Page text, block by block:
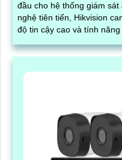
đầu cho hệ thống giám sát an
nghệ tiên tiến, Hikvision
độ tin cậy cao và tính